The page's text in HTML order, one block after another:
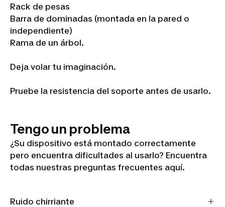
Rack de pesas
Barra de dominadas (montada en la pared o
independiente)
Rama de un árbol.
Deja volar tu imaginación.
Pruebe la resistencia del soporte antes de usarlo.
Tengo un problema
¿Su dispositivo está montado correctamente
pero encuentra dificultades al usarlo? Encuentra
todas nuestras preguntas frecuentes aquí.
Ruido chirriante